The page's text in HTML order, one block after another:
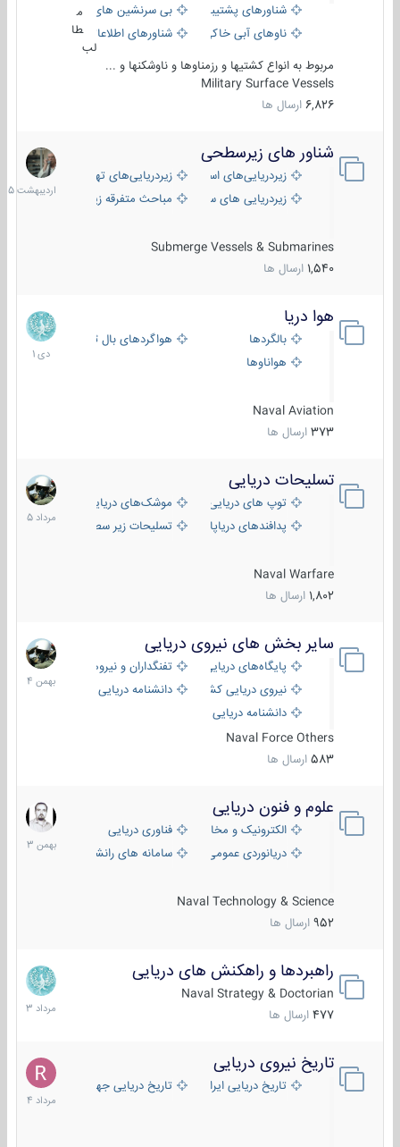
شناورهای پشتیبانی
بی سرنشین های دریایی
ناوهای آبی خاکی و نیروبرشناورهای اطلاعاتی و جاسوسی
طا
لب
مربوط به انواع کشتیها و رزمناوها و ناوشکنها و ...
Military Surface Vessels
6,826 ارسال ها
شناور های زیرسطحی
زیردریایی‌های استراتژیکزیردریایی‌های تهاجمی
زیردریایی های سبک
مباحث متفرقه زیرسطحی
Submerge Vessels & Submarines
1,540 ارسال ها
31
1405
هوا دریا
بالگردها
هواگردهای بال ثابت
هواناوها
Naval Aviation
373 ارسال ها
12
دی
1401
تسلیحات دریایی
توپ های دریایی
موشک‌های دریایی
پدافندهای دریاپایه
تسلیحات زیر سطحی
Naval Warfare
1,802 ارسال ها
2
مرداد
1405
سایر بخش های نیروی دریایی
پایگاه‌های دریایی
تفنگداران و نیروهای ویژه‌ی دریایی
نیروی دریایی کشورهای مختلفدانشنامه دریایی
دانشنامه دریایی کپی
Naval Force Others
583 ارسال ها
22
بهمن
1404
علوم و فنون دریایی
الکترونیک و مخابرات دریاییفناوری دریایی
دریانوردی عمومی
سامانه های رانشی دریایی
Naval Technology & Science
952 ارسال ها
6
بهمن
1403
راهبردها و راهکنش های دریایی
Naval Strategy & Doctorian
477 ارسال ها
2
مرداد
1403
تاریخ نیروی دریایی
تاریخ دریایی ایران تاریخ دریایی جهان
16
مرداد
1404